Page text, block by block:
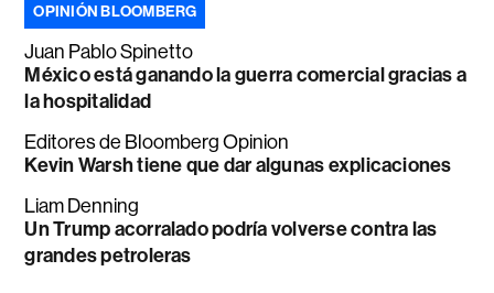
OPINIÓN BLOOMBERG
Juan Pablo Spinetto
México está ganando la guerra comercial gracias a
la hospitalidad
Editores de Bloomberg Opinion
Kevin Warsh tiene que dar algunas explicaciones
Liam Denning
Un Trump acorralado podría volverse contra las
grandes petroleras